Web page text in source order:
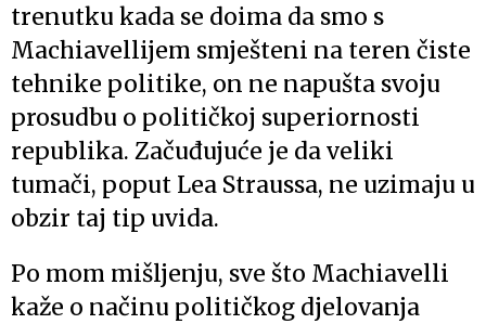
trenutku kada se doima da smo s
Machiavellijem smješteni na teren čiste
tehnike politike, on ne napušta svoju
prosudbu o političkoj superiornosti
republika. Začuđujuće je da veliki
tumači, poput Lea Straussa, ne uzimaju u
obzir taj tip uvida.
Po mom mišljenju, sve što Machiavelli
kaže o načinu političkog djelovanja